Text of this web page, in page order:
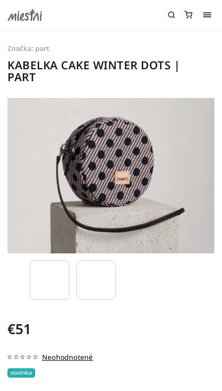
KABELKA CAKE WINTER DOTS |
PART
€51
novinka
Neohodnotené
Značka: part